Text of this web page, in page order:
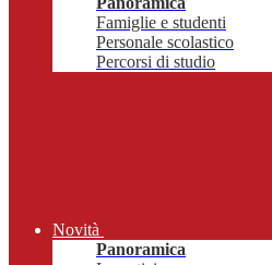
Famiglie e studenti
Personale scolastico
Percorsi di studio
Novità
Panoramica